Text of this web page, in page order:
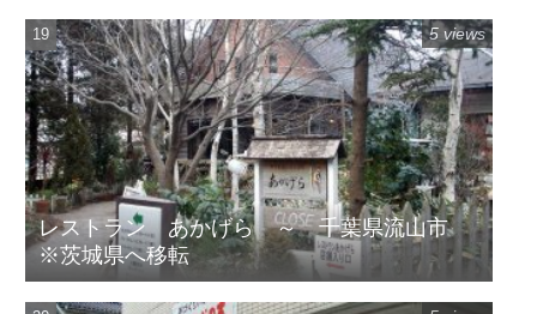
レストラン あかげら ～ 千葉県流山市
※茨城県へ移転
5 views